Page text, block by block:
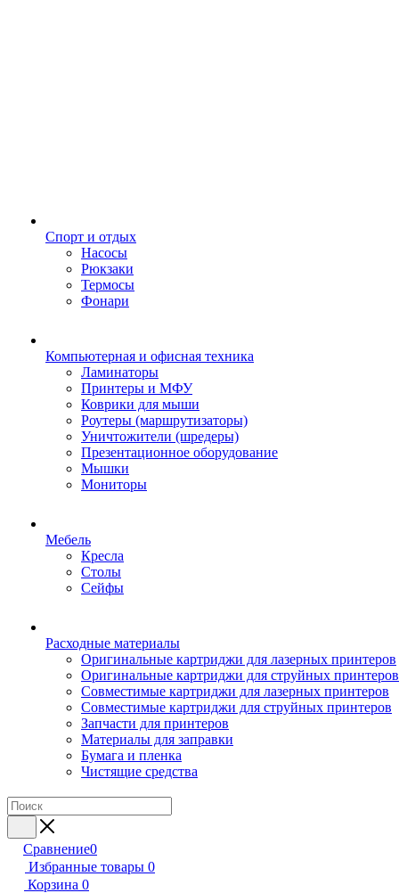
Спорт и отдых
Насосы
Рюкзаки
Термосы
Фонари
Компьютерная и офисная техника
Ламинаторы
Принтеры и МФУ
Коврики для мыши
Роутеры (маршрутизаторы)
Уничтожители (шредеры)
Презентационное оборудование
Мышки
Мониторы
Мебель
Кресла
Столы
Сейфы
Расходные материалы
Оригинальные картриджи для лазерных принтеров
Оригинальные картриджи для струйных принтеров
Совместимые картриджи для лазерных принтеров
Совместимые картриджи для струйных принтеров
Запчасти для принтеров
Материалы для заправки
Бумага и пленка
Чистящие средства
Сравнение0
Избранные товары 0
Корзина 0